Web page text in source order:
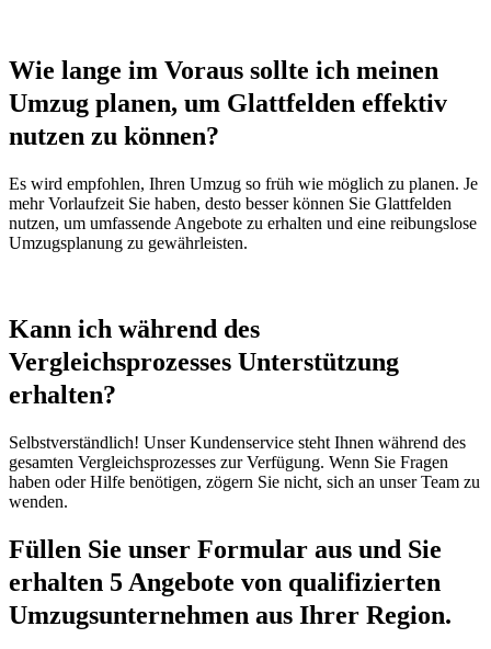
Wie lange im Voraus sollte ich meinen
Umzug planen, um Glattfelden effektiv
nutzen zu können?
Es wird empfohlen, Ihren Umzug so früh wie möglich zu planen. Je
mehr Vorlaufzeit Sie haben, desto besser können Sie Glattfelden
nutzen, um umfassende Angebote zu erhalten und eine reibungslose
Umzugsplanung zu gewährleisten.
Kann ich während des
Vergleichsprozesses Unterstützung
erhalten?
Selbstverständlich! Unser Kundenservice steht Ihnen während des
gesamten Vergleichsprozesses zur Verfügung. Wenn Sie Fragen
haben oder Hilfe benötigen, zögern Sie nicht, sich an unser Team zu
wenden.
Füllen Sie unser Formular aus und Sie
erhalten 5 Angebote von qualifizierten
Umzugsunternehmen aus Ihrer Region.